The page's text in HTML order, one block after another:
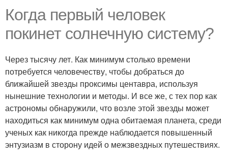
Когда первый человек
покинет солнечную систему?
Через тысячу лет. Как минимум столько времени
потребуется человечеству, чтобы добраться до
ближайшей звезды проксимы центавра, используя
нынешние технологии и методы. И все же, с тех пор как
астрономы обнаружили, что возле этой звезды может
находиться как минимум одна обитаемая планета, среди
ученых как никогда прежде наблюдается повышенный
энтузиазм в сторону идей о межзвездных путешествиях.